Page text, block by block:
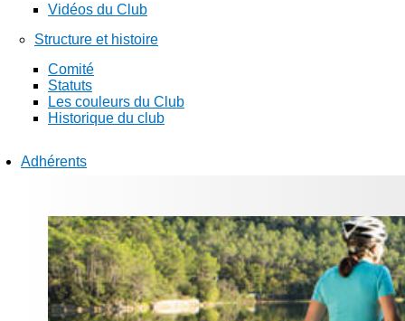
Vidéos du Club
Structure et histoire
Comité
Statuts
Les couleurs du Club
Historique du club
Adhérents